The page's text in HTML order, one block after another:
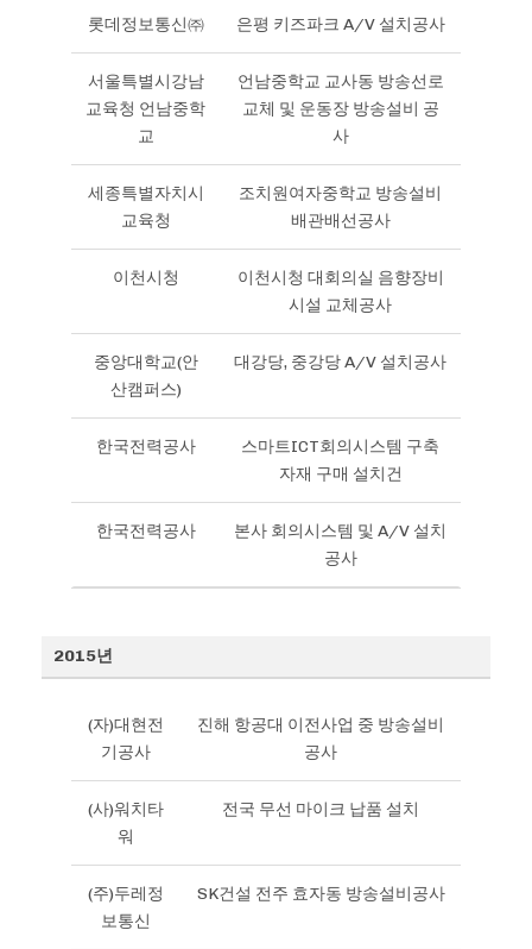
롯데정보통신㈜ 은평 키즈파크 A/V 설치공사
서울특별시강남
교육청 언남중학
교
언남중학교 교사동 방송선로
교체 및 운동장 방송설비 공
사
세종특별자치시
교육청
조치원여자중학교 방송설비
배관배선공사
이천시청
이천시청 대회의실 음향장비
시설 교체공사
중앙대학교(안
산캠퍼스)
대강당, 중강당 A/V 설치공사
한국전력공사
스마트ICT회의시스템 구축
자재 구매 설치건
한국전력공사
본사 회의시스템 및 A/V 설치
공사
2015년
(자)대현전
기공사
진해 항공대 이전사업 중 방송설비
공사
(사)워치타
워
전국 무선 마이크 납품 설치
(주)두레정
보통신
SK건설 전주 효자동 방송설비공사